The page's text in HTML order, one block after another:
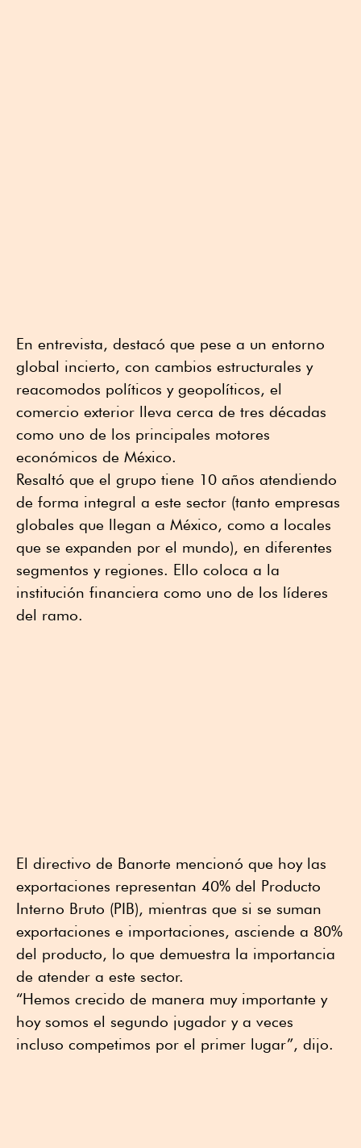
En entrevista, destacó que pese a un entorno
global incierto, con cambios estructurales y
reacomodos políticos y geopolíticos, el
comercio exterior lleva cerca de tres décadas
como uno de los principales motores
económicos de México.
Resaltó que el grupo tiene 10 años atendiendo
de forma integral a este sector (tanto empresas
globales que llegan a México, como a locales
que se expanden por el mundo), en diferentes
segmentos y regiones. Ello coloca a la
institución financiera como uno de los líderes
del ramo.
El directivo de Banorte mencionó que hoy las
exportaciones representan 40% del Producto
Interno Bruto (PIB), mientras que si se suman
exportaciones e importaciones, asciende a 80%
del producto, lo que demuestra la importancia
de atender a este sector.
“Hemos crecido de manera muy importante y
hoy somos el segundo jugador y a veces
incluso competimos por el primer lugar”, dijo.